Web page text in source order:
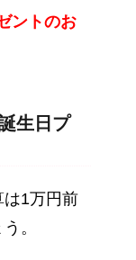
ントのお
生日プ
1万円前
。